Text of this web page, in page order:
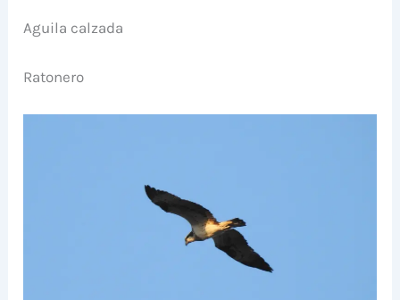
Aguila calzada
Ratonero